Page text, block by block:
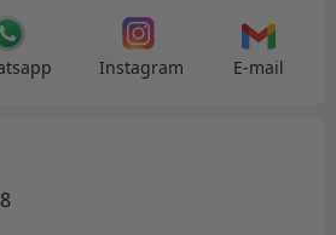
Instagram E-mail